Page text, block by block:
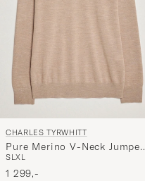
CHARLES TYRWHITT
Pure Merino V-Neck Jumper
Oatmeal
SLXL
1 299,-